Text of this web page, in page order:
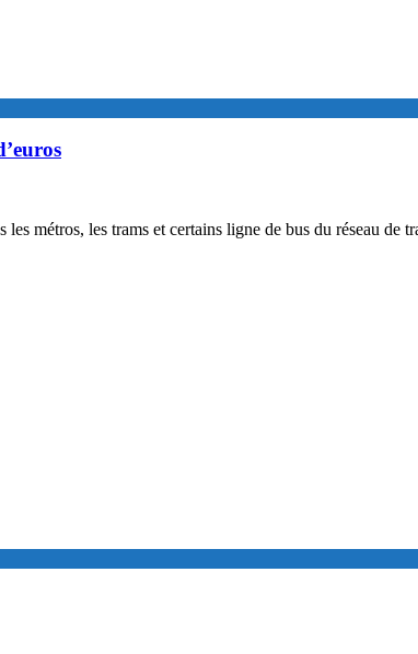
métros, les trams et certains ligne de bus du réseau de